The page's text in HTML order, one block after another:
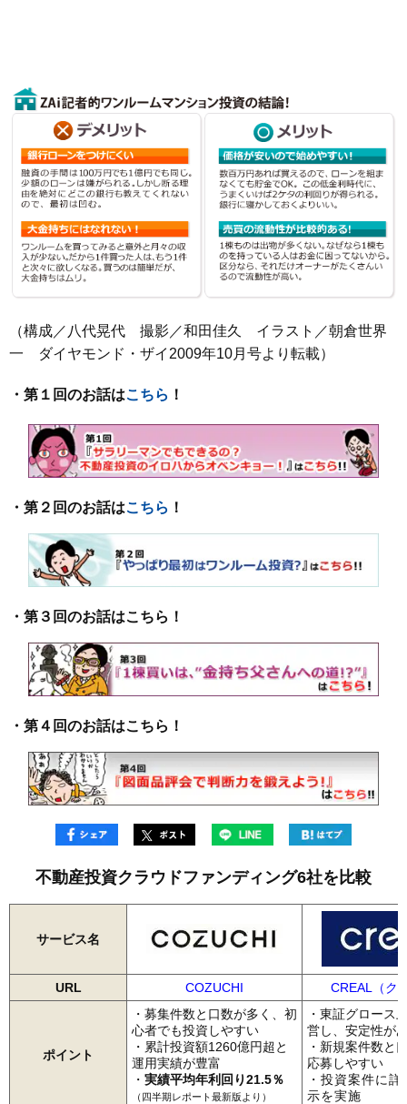
（構成／八代晃代 撮影／和田佳久 イラスト／朝倉世界
一 ダイヤモンド・ザイ2009年10月号より転載）
・第１回のお話はこちら ！
・第２回のお話はこちら ！
・第３回のお話はこちら！
・第４回のお話はこちら！
不動産投資クラウドファンディング6社を比較
サービス名
URL COZUCHI CREAL（ク
ポイント
・募集件数と口数が多く、初
心者でも投資しやすい
・累計投資額1260億円超と
運用実績が豊富
・ 実績平均年利回り21.5％
（四半期レポート最新版より）
・東証グロース
営し、安定性が
・新規案件数と
応募しやすい
・投資案件に
示を実施